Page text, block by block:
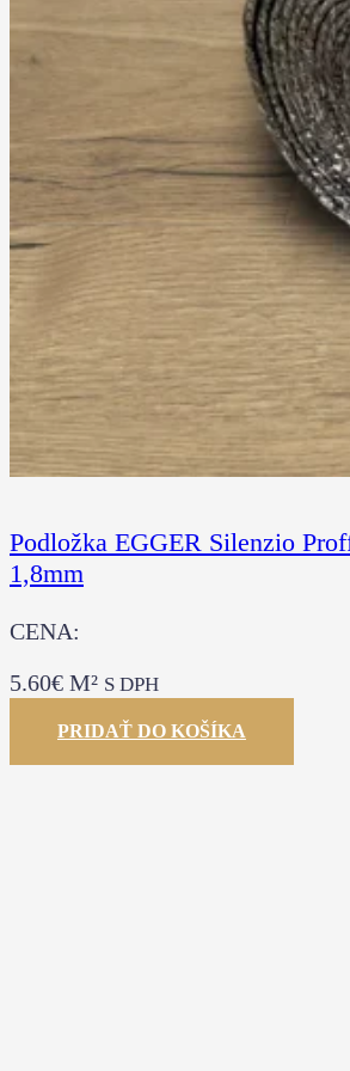
Podložka EGGER Silenzio
1,8mm
CENA:
5.60€ M² S DPH
PRIDAŤ DO KOŠÍKA